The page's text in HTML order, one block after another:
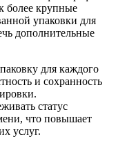
более крупные
упаковки для
дополнительные
для каждого
и сохранность
статус
что повышает
услуг.